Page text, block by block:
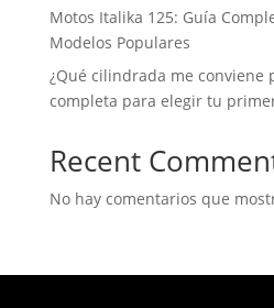
Motos Italika 125: Guía
Modelos Populares
¿Qué cilindrada me conviene
completa para elegir tu
Recent
No hay comentarios que